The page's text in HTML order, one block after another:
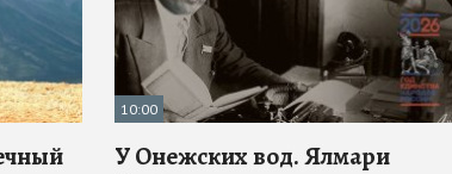
10:00
У Онежских вод. Ялмари